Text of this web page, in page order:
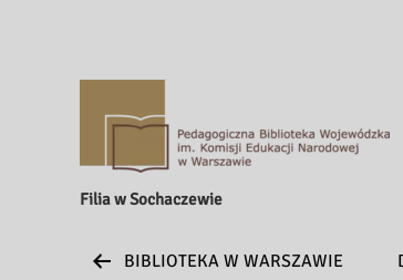
Filia w Sochaczewie
BIBLIOTEKA W WARSZAWIE